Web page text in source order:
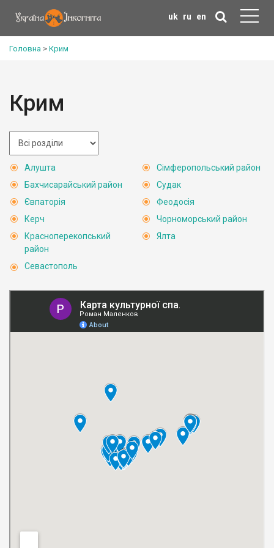
uk ru en
Головна > Крим
Крим
Алушта
Бахчисарайський район
Євпаторія
Керч
Красноперекопський
район
Севастополь
Сімферопольський район
Судак
Феодосія
Чорноморський район
Ялта